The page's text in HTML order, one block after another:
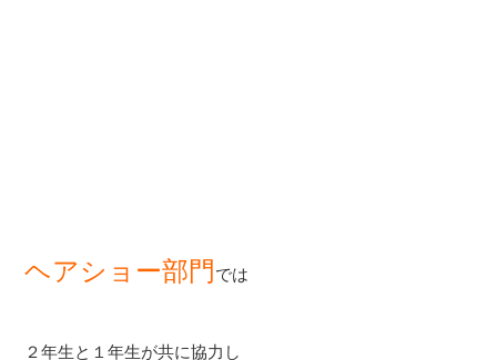
ヘアショー部門では
２年生と１年生が共に協力し